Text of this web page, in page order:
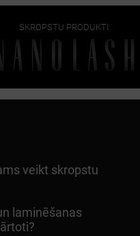
SKROPSTU PRODUKTI
veikt skropstu
laminēšanas